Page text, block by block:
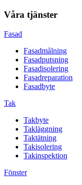
Våra tjänster
Fasad
Fasadmålning
Fasadputsning
Fasadisolering
Fasadreparation
Fasadbyte
Tak
Takbyte
Takläggning
Taktätning
Takisolering
Takinspektion
Fönster